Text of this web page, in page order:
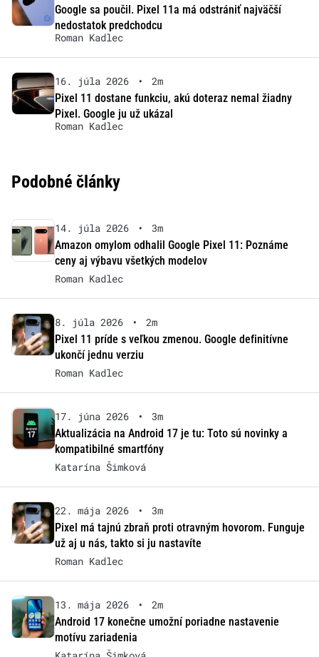
Google sa poučil. Pixel 11a má odstrániť najväčší
nedostatok predchodcu
Roman Kadlec
16. júla 2026 •
2m
Pixel 11 dostane funkciu, akú doteraz nemal žiadny
Pixel. Google ju už ukázal
Roman Kadlec
Podobné články
14. júla 2026 •
3m
Amazon omylom odhalil Google Pixel 11: Poznáme
ceny aj výbavu všetkých modelov
Roman Kadlec
8. júla 2026 •
2m
Pixel 11 príde s veľkou zmenou. Google definitívne
ukončí jednu verziu
Roman Kadlec
17. júna 2026 •
3m
Aktualizácia na Android 17 je tu: Toto sú novinky a
kompatibilné smartfóny
Katarína Šimková
22. mája 2026 •
3m
Pixel má tajnú zbraň proti otravným hovorom. Funguje
už aj u nás, takto si ju nastavíte
Roman Kadlec
13. mája 2026 •
2m
Android 17 konečne umožní poriadne nastavenie
motívu zariadenia